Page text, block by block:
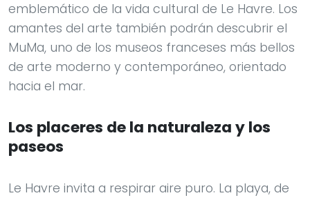
emblemático de la vida cultural de Le Havre. Los
amantes del arte también podrán descubrir el
MuMa, uno de los museos franceses más bellos
de arte moderno y contemporáneo, orientado
hacia el mar.
Los placeres de la naturaleza y los
paseos
Le Havre invita a respirar aire puro. La playa, de